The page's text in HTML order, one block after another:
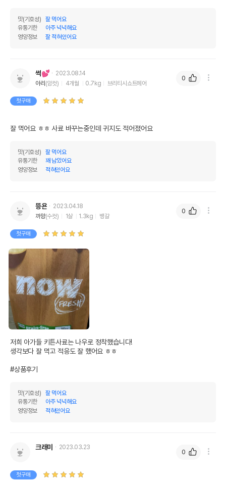
맛(기호성)
잘 먹어요
유통기한
아주 넉넉해요
영양정보
잘 적혀있어요
썩💕
2023.08.14
아리(암컷) 4개월 0.7kg 브리티시쇼트헤어
첫구매
잘 먹어요 ㅎㅎ 사료 바꾸는중인데 귀지도 적어졌어요
맛(기호성)
잘 먹어요
유통기한
꽤 남았어요
영양정보
적혀있어요
0
뜽욘
2023.04.18
까망(수컷) 1살 1.3kg 뱅갈
첫구매
저희 아가들 키튼사료는 나우로 정착했습니다!
생각보다 잘 먹고 적응도 잘 했어요 ㅎㅎ
#상품후기
맛(기호성)
잘 먹어요
유통기한
아주 넉넉해요
영양정보
적혀있어요
0
크래미 2023.03.23
첫구매
0